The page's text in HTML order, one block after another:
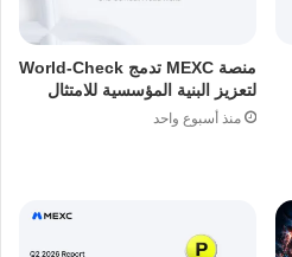
منصة MEXC تدمج World-Check
لتعزيز البنية المؤسسية للامتثال
منذ أسبوع واحد